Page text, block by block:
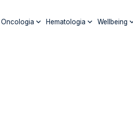
Oncologia Hematologia Wellbeing